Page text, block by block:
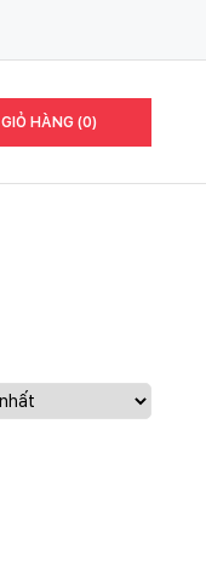
GIỎ HÀNG (0)